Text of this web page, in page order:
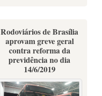
Rodoviários de Brasília
aprovam greve geral
contra reforma da
previdência no dia
14/6/2019